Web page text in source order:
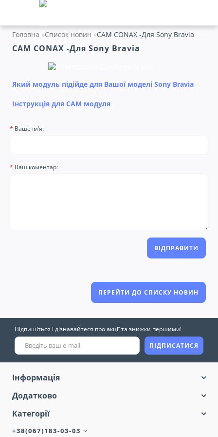
Головна Список новин CAM CONAX -Для Sony Bravia
CAM CONAX -Для Sony Bravia
Який модуль підійде для Вашої моделі Sony Bravia
Інструкція для CAM модуля
Ваше ім’я:
Ваш коментар:
ВІДПРАВИТИ
ПЕРЕЙТИ ДО СПИСКУ НОВИН
Підпишіться і дізнавайтеся про акції та знижки першими!
ПІДПИСАТИСЯ
Інформація
Додатково
Категорії
+38(067)183-03-03